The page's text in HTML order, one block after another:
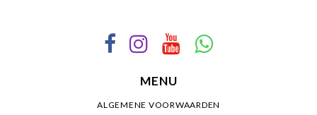
MENU
ALGEMENE VOORWAARDEN